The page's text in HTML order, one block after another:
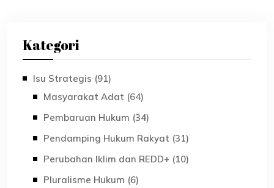
Kategori
Isu Strategis (91)
Masyarakat Adat (64)
Pembaruan Hukum (34)
Pendamping Hukum Rakyat (31)
Perubahan Iklim dan REDD+ (10)
Pluralisme Hukum (6)